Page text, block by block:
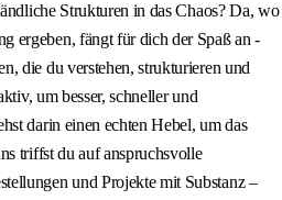
Strukturen in das Chaos? Da, wo
ergeben, fängt für dich der Spaß an -
die du verstehen, strukturieren und
um besser, schneller und
darin einen echten Hebel, um das
triffst du auf anspruchsvolle
und Projekte mit Substanz –